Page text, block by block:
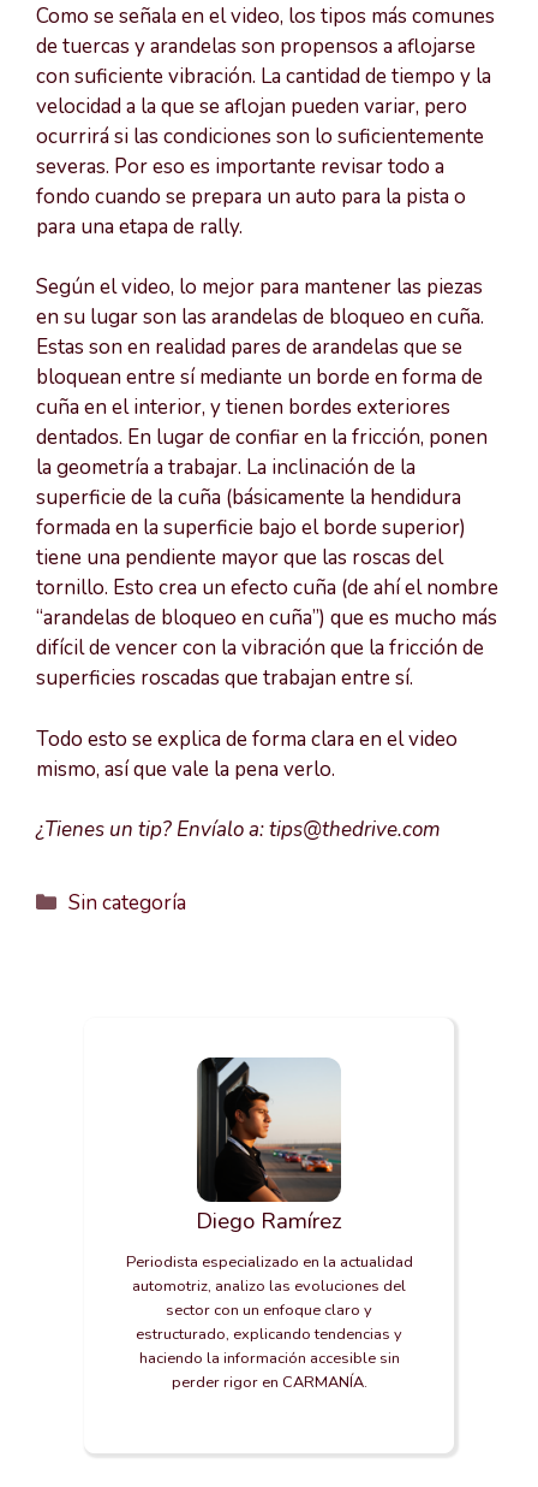
Como se señala en el video, los tipos más comunes
de tuercas y arandelas son propensos a aflojarse
con suficiente vibración. La cantidad de tiempo y la
velocidad a la que se aflojan pueden variar, pero
ocurrirá si las condiciones son lo suficientemente
severas. Por eso es importante revisar todo a
fondo cuando se prepara un auto para la pista o
para una etapa de rally.
Según el video, lo mejor para mantener las piezas
en su lugar son las arandelas de bloqueo en cuña.
Estas son en realidad pares de arandelas que se
bloquean entre sí mediante un borde en forma de
cuña en el interior, y tienen bordes exteriores
dentados. En lugar de confiar en la fricción, ponen
la geometría a trabajar. La inclinación de la
superficie de la cuña (básicamente la hendidura
formada en la superficie bajo el borde superior)
tiene una pendiente mayor que las roscas del
tornillo. Esto crea un efecto cuña (de ahí el nombre
“arandelas de bloqueo en cuña”) que es mucho más
difícil de vencer con la vibración que la fricción de
superficies roscadas que trabajan entre sí.
Todo esto se explica de forma clara en el video
mismo, así que vale la pena verlo.
¿Tienes un tip? Envíalo a: tips@thedrive.com
Categorías
Sin categoría
Diego Ramírez
Periodista especializado en la actualidad
automotriz, analizo las evoluciones del
sector con un enfoque claro y
estructurado, explicando tendencias y
haciendo la información accesible sin
perder rigor en CARMANÍA.